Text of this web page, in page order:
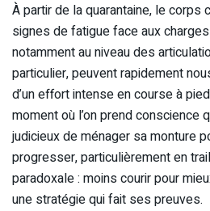
À partir de la quarantaine, le corps
signes de fatigue face aux
notamment au niveau des
particulier, peuvent rapidement
d’un effort intense en course à
moment où l’on prend conscience
judicieux de ménager sa monture
progresser, particulièrement en
paradoxale : moins courir pour
une stratégie qui fait ses preuves.